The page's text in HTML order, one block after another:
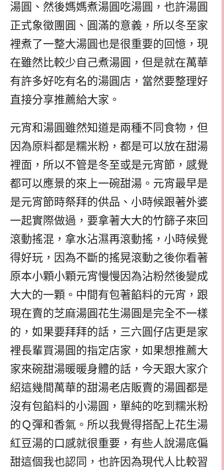
湯圓、然後媽媽煮湯圓吃湯圓，也許湯圓
正式象徵團圓、圓滿的意義，所以冬至家
裡煮了一整大湯圓也是很重要的回憶，現
在雖然比較少自己煮湯圓，但是就在萬華
有許多好吃有名的湯圓店，當然要整理好
直接分享推薦給大家。
元宵和湯圓雖然知道是兩種不同食物，但
因為原料都是糯米粉，都是可以放在甜湯
裡面，所以不管是冬至或是元宵節，感覺
都可以應景的來上一碗甜湯。元宵最早是
是元宵節時祭拜的供品、小時候跟著外婆
一起實際做過，要拿著大大的竹篩子來回
滾動搖混，拿水沾濕再滾動搖，小時候覺
得好玩，因為不斷的搖晃滾動之後你看著
原本小顆小顆元宵慢慢因為沾粉然後變成
大大的一顆。中間有包著餡料的元宵，跟
現在賣的芝麻湯圓花生湯圓是完全不一樣
的，如果要拜拜的話，三六圓仔店更是家
裡長輩買湯圓的指定店家，如果想推薦大
家來碗甜湯暖暖身體的話，今天跟大家介
紹這幾間萬華的甜湯老店販賣的湯圓都是
沒有包餡料的小湯圓，單純的吃到糯米粉
的Ｑ彈和香氣。所以我覺得搭配上花生湯
紅豆湯的口感就很重要，有些人說湯底偏
甜這個我也認同，也許因為現代人比較習